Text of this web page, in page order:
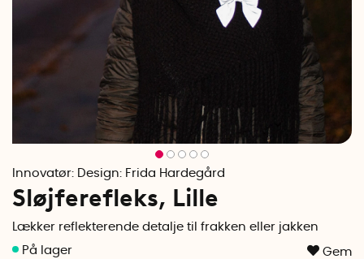
Innovatør: Design: Frida Hardegård
Sløjferefleks, Lille
Lækker reflekterende detalje til frakken eller jakken
Gem